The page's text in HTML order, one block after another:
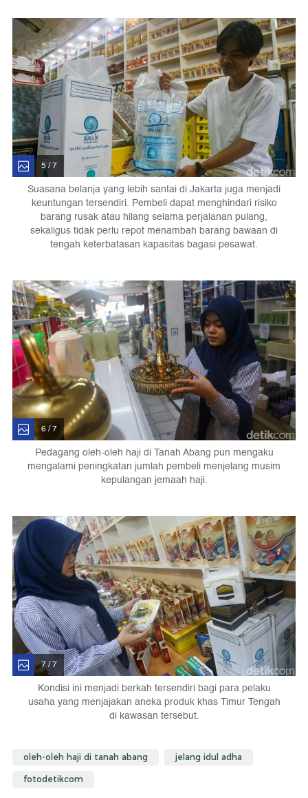
5 / 7
Suasana belanja yang lebih santai di Jakarta juga menjadi
keuntungan tersendiri. Pembeli dapat menghindari risiko
barang rusak atau hilang selama perjalanan pulang,
sekaligus tidak perlu repot menambah barang bawaan di
tengah keterbatasan kapasitas bagasi pesawat.
6 / 7
Pedagang oleh-oleh haji di Tanah Abang pun mengaku
mengalami peningkatan jumlah pembeli menjelang musim
kepulangan jemaah haji.
7 / 7
Kondisi ini menjadi berkah tersendiri bagi para pelaku
usaha yang menjajakan aneka produk khas Timur Tengah
di kawasan tersebut.
oleh-oleh haji di tanah abang jelang idul adha
fotodetikcom